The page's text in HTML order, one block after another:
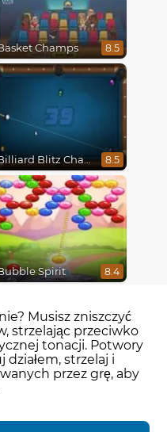
Champs 8.5
Billiard Blitz Challenge 8.5
Spirit 8.4
Musisz zniszczyć
strzelając przeciwko
tonacji. Potwory
strzelaj i
przez grę, aby